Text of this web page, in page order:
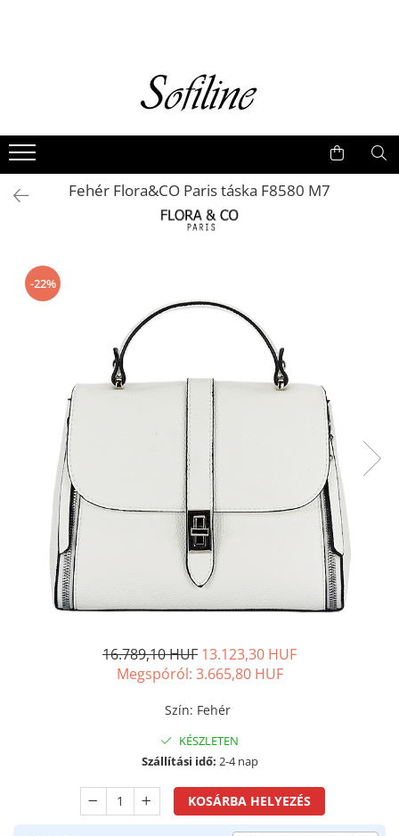
Valódi bőr
Hátizsákok
Elegáns kistáskákFehér Flora&CO Paris táska F8580 M7
-22%
16.789,10 HUF 13.123,30 HUF
Megspóról: 3.665,80 HUF
Szín: Fehér
KÉSZLETEN
Szállítási idő: 2-4 nap
KOSÁRBA HELYEZÉS